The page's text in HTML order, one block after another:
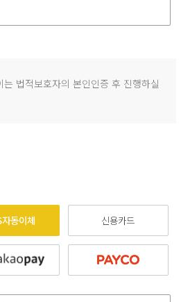
는 법적보호자의 본인인증 후 진행하실
동이체 신용카드